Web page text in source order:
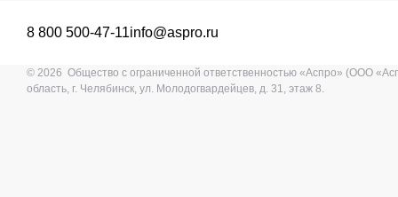
8 800 500-47-11info@aspro.ru
© 2026 Общество с ограниченной ответственностью «Аспро» (ООО
область, г. Челябинск, ул. Молодогвардейцев, д. 31, этаж 8.